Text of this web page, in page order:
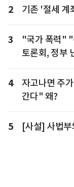
2 기존 '절세 계
3
"국가 폭력" "
토론회, 정부
4
자고나면 주
간다" 왜?
5 [사설] 사법